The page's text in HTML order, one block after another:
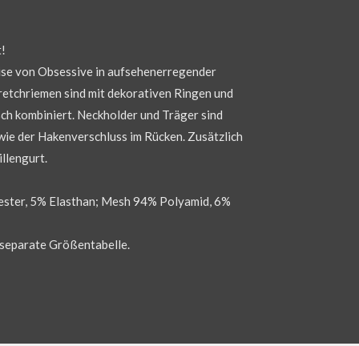
von Obsessive in aufsehenerregender
sind mit dekorativen Ringen und
kombiniert. Neckholder und Träger sind
der Hakenverschluss im Rücken. Zusätzlich
5% Elasthan; Mesh 94% Polyamid, 6%
Größentabelle.